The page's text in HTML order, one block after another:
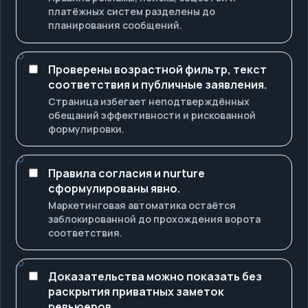
платёжных систем разделены до
планирования сообщений.
Проверены возрастной фильтр, текст
соответствия и публичные заявления.
Страница избегает неподтверждённых
обещаний эффективности и рискованной
формулировки.
Правила согласия и nurture
сформулированы явно.
Маркетинговая автоматика остаётся
заблокированной до прохождения ворота
соответствия.
Доказательства можно показать без
раскрытия приватных заметок